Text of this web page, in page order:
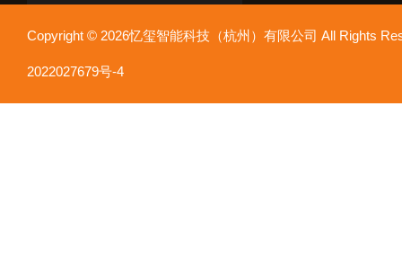
Copyright © 2026忆玺智能科技（杭州）有限公司 All Rights
2022027679号-4